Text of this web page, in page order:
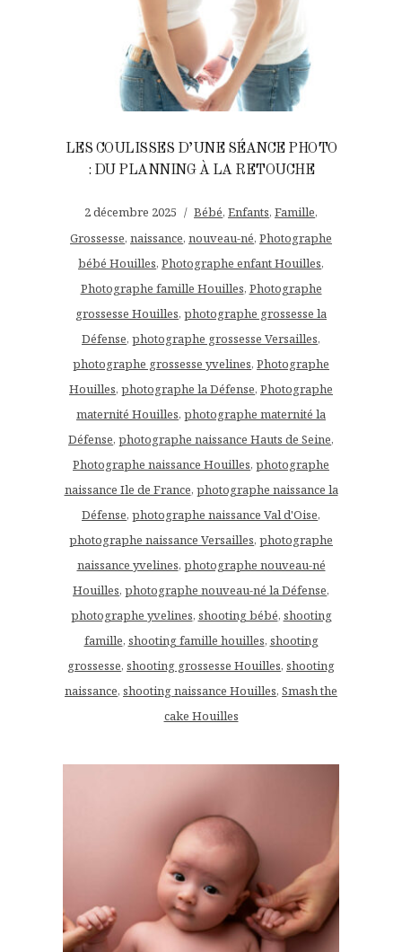
LES COULISSES D’UNE SÉANCE PHOTO
: DU PLANNING À LA RETOUCHE
2 décembre 2025 Bébé, Enfants, Famille,
Grossesse, naissance, nouveau-né, Photographe
bébé Houilles, Photographe enfant Houilles,
Photographe famille Houilles, Photographe
grossesse Houilles, photographe grossesse la
Défense, photographe grossesse Versailles,
photographe grossesse yvelines, Photographe
Houilles, photographe la Défense, Photographe
maternité Houilles, photographe maternité la
Défense, photographe naissance Hauts de Seine,
Photographe naissance Houilles, photographe
naissance Ile de France, photographe naissance la
Défense, photographe naissance Val d'Oise,
photographe naissance Versailles, photographe
naissance yvelines, photographe nouveau-né
Houilles, photographe nouveau-né la Défense,
photographe yvelines, shooting bébé, shooting
famille, shooting famille houilles, shooting
grossesse, shooting grossesse Houilles, shooting
naissance, shooting naissance Houilles, Smash the
cake Houilles